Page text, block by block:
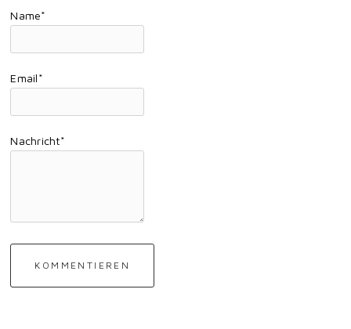
Name*
Email*
Nachricht*
KOMMENTIEREN